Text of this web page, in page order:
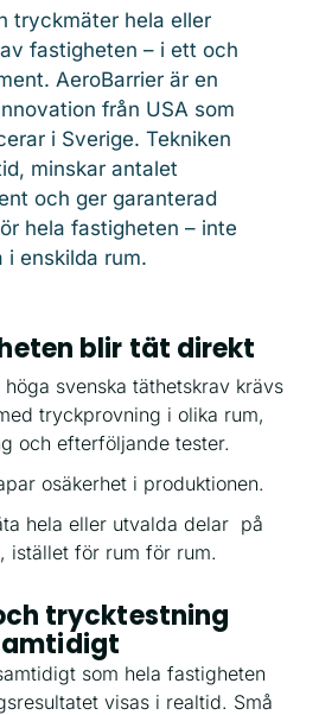
tryckmäter hela eller
fastigheten – i ett och
AeroBarrier är en
från USA som
i Sverige. Tekniken
minskar antalet
och ger garanterad
hela fastigheten – inte
i enskilda rum.
blir tät direkt
svenska täthetskrav krävs
tryckprovning i olika rum,
och efterföljande tester.
osäkerhet i produktionen.
hela eller utvalda delar på
istället för rum för rum.
trycktestning
som hela fastigheten
visas i realtid. Små